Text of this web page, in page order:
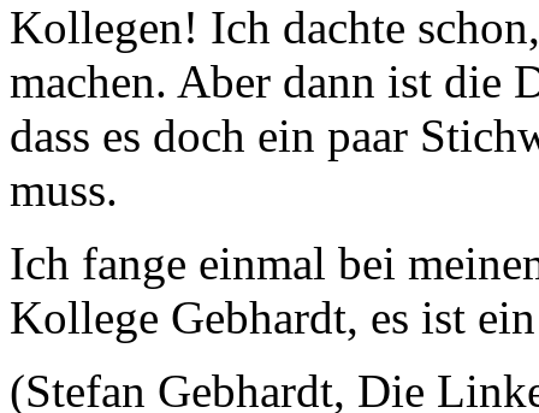
Kollegen! Ich dachte
machen. Aber dann ist die
dass es doch ein paar
muss.
Ich fange einmal bei
Kollege Gebhardt, es ist
(Stefan Gebhardt, Die